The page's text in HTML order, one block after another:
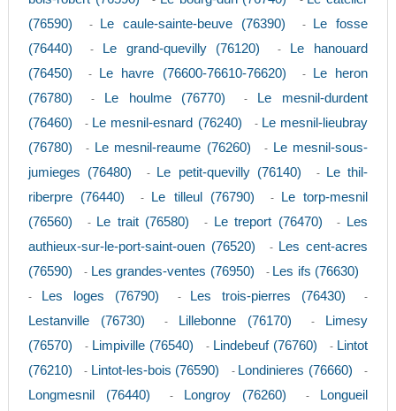
(76590)
- Le caule-sainte-beuve (76390) -
Le fosse
(76440)
- Le grand-quevilly (76120) -
Le hanouard
(76450)
- Le havre (76600-76610-76620) -
Le heron
(76780)
- Le houlme (76770) -
Le mesnil-durdent
(76460)
- Le mesnil-esnard (76240) - Le mesnil-lieubray
(76780)
- Le mesnil-reaume (76260) - Le mesnil-sous-
jumieges (76480)
- Le petit-quevilly (76140) -
Le thil-
riberpre (76440)
- Le tilleul (76790) -
Le torp-mesnil
(76560)
- Le trait (76580) - Le treport (76470) -
Les
authieux-sur-le-port-saint-ouen (76520)
- Les cent-acres
(76590)
- Les grandes-ventes (76950) - Les ifs (76630)
- Les loges (76790) - Les trois-pierres (76430) -
Lestanville (76730) - Lillebonne (76170) -
Limesy
(76570)
- Limpiville (76540) - Lindebeuf (76760) - Lintot
(76210)
- Lintot-les-bois (76590) - Londinieres (76660) -
Longmesnil (76440) - Longroy (76260) -
Longueil